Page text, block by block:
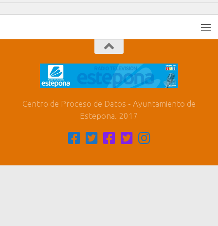
Centro de Proceso de Datos - Ayuntamiento de
Estepona. 2017